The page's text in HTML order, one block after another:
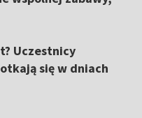
Uczestnicy
się w dniach